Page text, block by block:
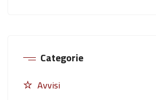
Categorie
Avvisi